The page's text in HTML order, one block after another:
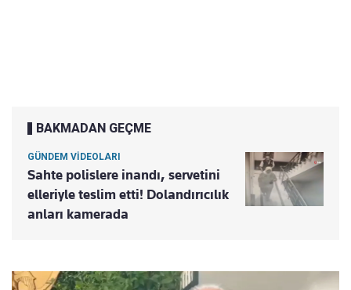
BAKMADAN GEÇME
GÜNDEM VİDEOLARI
Sahte polislere inandı, servetini
elleriyle teslim etti! Dolandırıcılık
anları kamerada